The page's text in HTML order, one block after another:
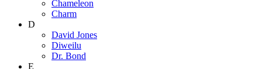
Chameleon
Charm
D
David Jones
Diweilu
Dr. Bond
E